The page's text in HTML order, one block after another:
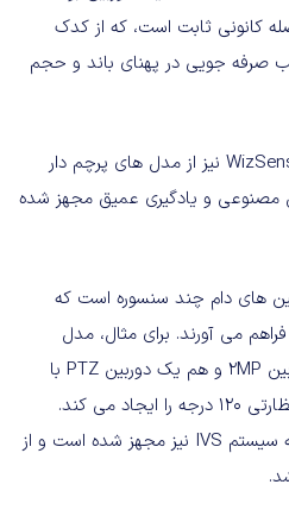
کانونی ثابت است، که از کدک
صرفه جویی در پهنای باند و حجم
نیز از مدل های پرچم دار
مصنوعی و یادگیری عمیق مجهز شده
های دام چند سنسوره است که
می آورند. برای مثال، مدل
و هم یک دوربین
با
درجه را ایجاد می کند.
سیستم
نیز مجهز شده است و از
.